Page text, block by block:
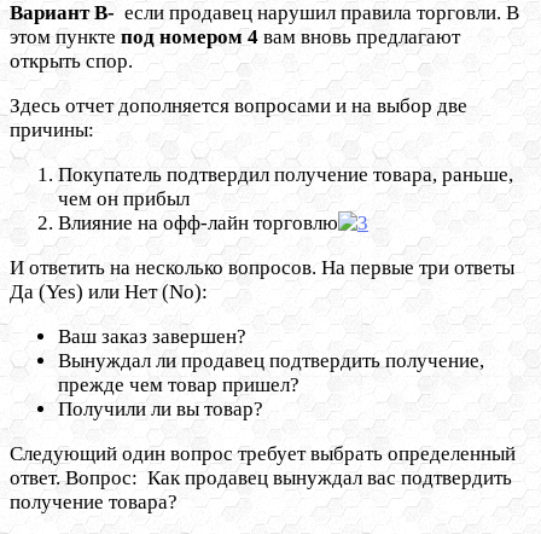
Вариант В- если продавец нарушил правила торговли. В
этом пункте под номером 4 вам вновь предлагают
открыть спор.
Здесь отчет дополняется вопросами и на выбор две
причины:
Покупатель подтвердил получение товара, раньше,
чем он прибыл
Влияние на офф-лайн торговлю
И ответить на несколько вопросов. На первые три ответы
Да (Yes) или Нет (No):
Ваш заказ завершен?
Вынуждал ли продавец подтвердить получение,
прежде чем товар пришел?
Получили ли вы товар?
Следующий один вопрос требует выбрать определенный
ответ. Вопрос: Как продавец вынуждал вас подтвердить
получение товара?